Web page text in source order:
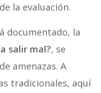
la evaluación.
documentado, la
salir mal?, se
amenazas. A
tradicionales, aquí